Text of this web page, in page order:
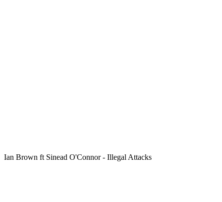
Ian Brown ft Sinead O'Connor - Illegal Attacks